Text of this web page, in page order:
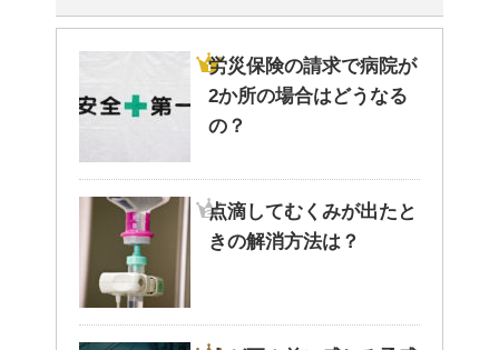
労災保険の請求で病院が
2か所の場合はどうなる
の？
点滴してむくみが出たと
きの解消方法は？